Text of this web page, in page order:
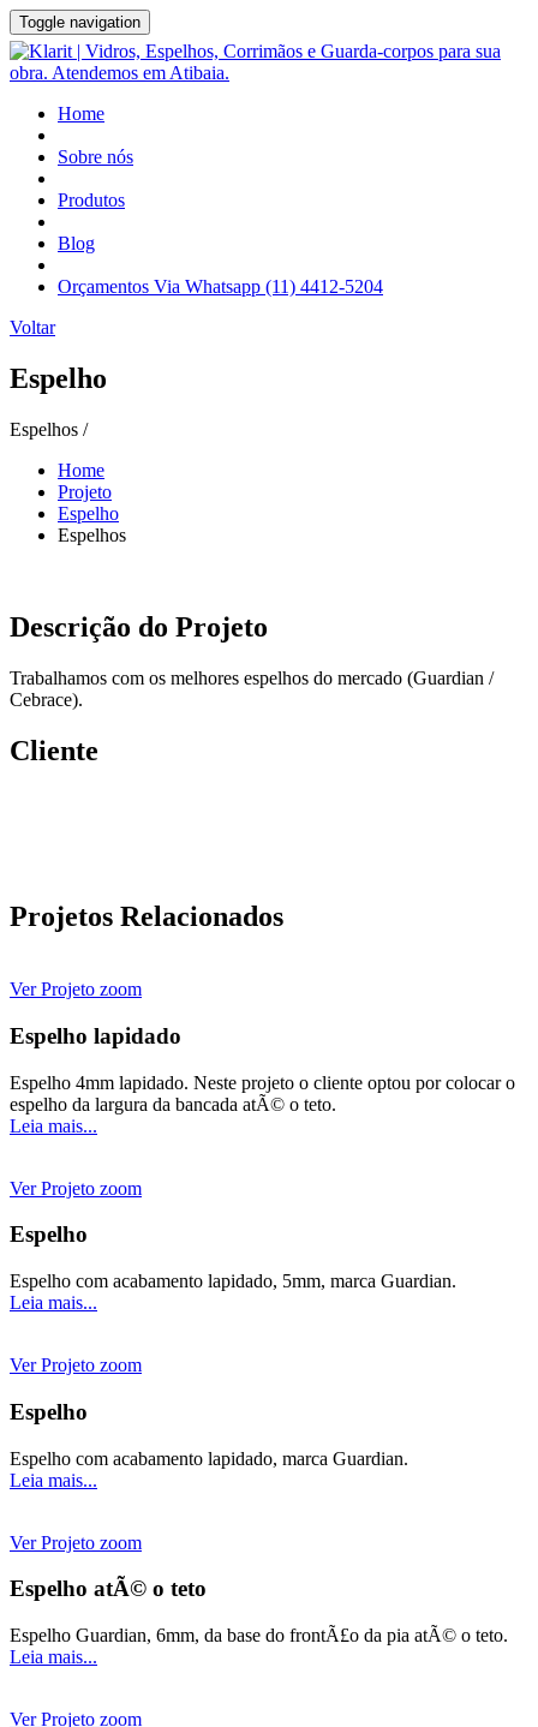
Toggle navigation
Home
Sobre nós
Produtos
Blog
Orçamentos Via Whatsapp (11) 4412-5204
Voltar
Espelho
Espelhos /
Home
Projeto
Espelho
Espelhos
Descrição do Projeto
Trabalhamos com os melhores espelhos do mercado (Guardian /
Cebrace).
Cliente
Projetos Relacionados
Ver Projeto zoom
Espelho lapidado
Espelho 4mm lapidado. Neste projeto o cliente optou por colocar o
espelho da largura da bancada atÃ© o teto.
Leia mais...
Ver Projeto zoom
Espelho
Espelho com acabamento lapidado, 5mm, marca Guardian.
Leia mais...
Ver Projeto zoom
Espelho
Espelho com acabamento lapidado, marca Guardian.
Leia mais...
Ver Projeto zoom
Espelho atÃ© o teto
Espelho Guardian, 6mm, da base do frontÃ£o da pia atÃ© o teto.
Leia mais...
Ver Projeto zoom